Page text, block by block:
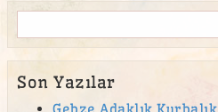
Son Yazılar
Gebze Adaklık Kurbalık